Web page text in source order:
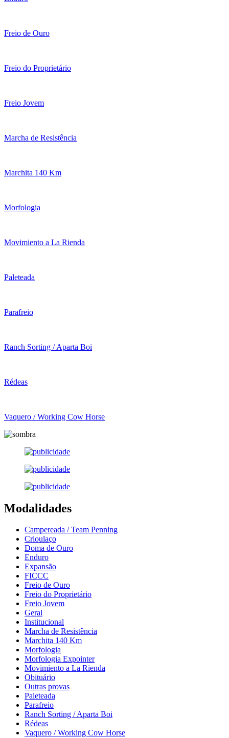
Freio de Ouro
Freio do Proprietário
Freio Jovem
Marcha de Resistência
Marchita 140 Km
Morfologia
Movimiento a La Rienda
Paleteada
Parafreio
Ranch Sorting / Aparta Boi
Rédeas
Vaquero / Working Cow Horse
Modalidades
Campereada / Team Penning
Crioulaço
Doma de Ouro
Enduro
Expansão
FICCC
Freio de Ouro
Freio do Proprietário
Freio Jovem
Geral
Institucional
Marcha de Resistência
Marchita 140 Km
Morfologia
Morfologia Expointer
Movimiento a La Rienda
Obituário
Outras provas
Paleteada
Parafreio
Ranch Sorting / Aparta Boi
Rédeas
Vaquero / Working Cow Horse